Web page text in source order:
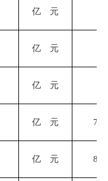
亿 元
亿 元
亿 元
亿 元
亿 元